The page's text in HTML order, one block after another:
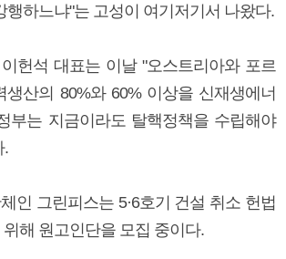
행하느냐"는 고성이 여기저기서 나왔다.
헌석 대표는 이날 "오스트리아와 포르
생산의 80%와 60% 이상을 신재생에너
부는 지금이라도 탈핵정책을 수립해야
.
인 그린피스는 5·6호기 건설 취소 헌법
해 원고인단을 모집 중이다.